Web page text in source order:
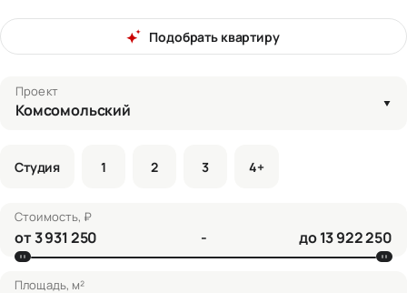
Подобрать квартиру
Проект
Комсомольский
Студия 1 2 3 4+
Стоимость, ₽
от - до
Площадь, м²